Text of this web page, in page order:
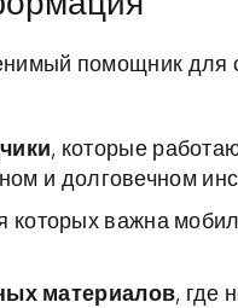
помощник для
, которые
и долговечном
которых важна
материалов, где